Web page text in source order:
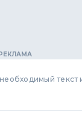
текст